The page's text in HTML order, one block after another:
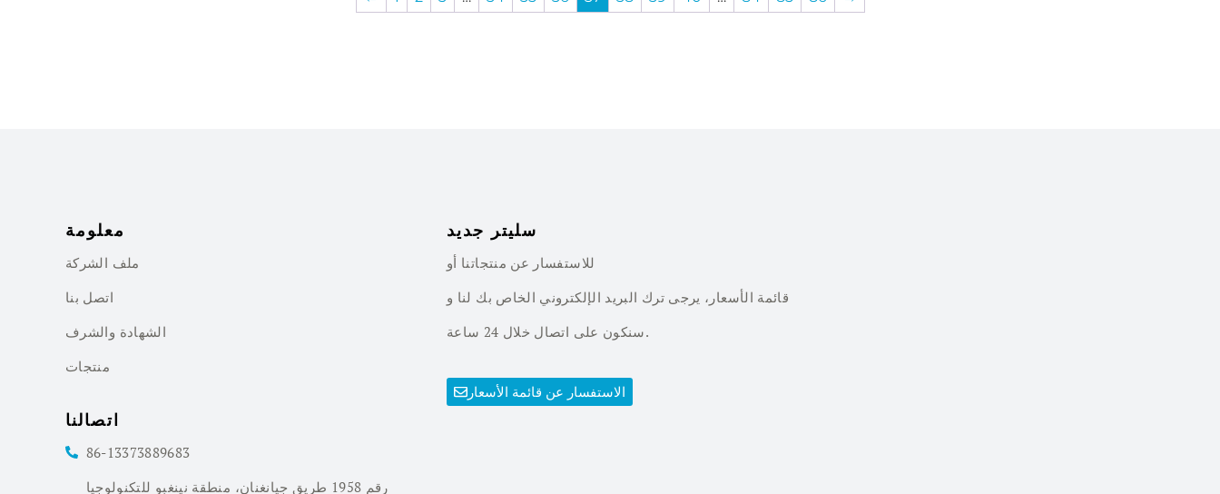
معلومة
ملف الشركة
اتصل بنا
الشهادة والشرف
منتجات
سليتر جديد
للاستفسار عن منتجاتنا أو
قائمة الأسعار، يرجى ترك البريد الإلكتروني الخاص بك لنا و
سنكون على اتصال خلال 24 ساعة.
الاستفسار عن قائمة الأسعار
اتصالنا
86-13373889683
رقم 1958 طريق جيانغنان، منطقة نينغبو للتكنولوجيا